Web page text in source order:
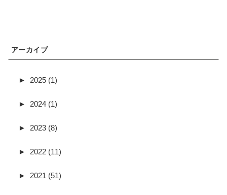
アーカイブ
► 2025 (1)
► 2024 (1)
► 2023 (8)
► 2022 (11)
► 2021 (51)